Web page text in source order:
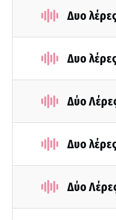
Δυο
Δυο
Δύο
Δυο
Δύο